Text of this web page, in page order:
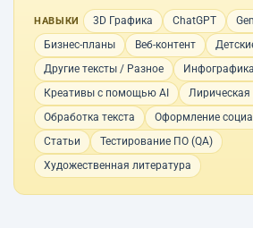
НАВЫКИ 3D Графика ChatGPT
Бизнес-планы
Веб-контент
Другие тексты / Разное
Инфографика
Креативы с помощью AI
Лирическая
Обработка текста
Оформление
Статьи
Тестирование ПО (QA)
Художественная литература